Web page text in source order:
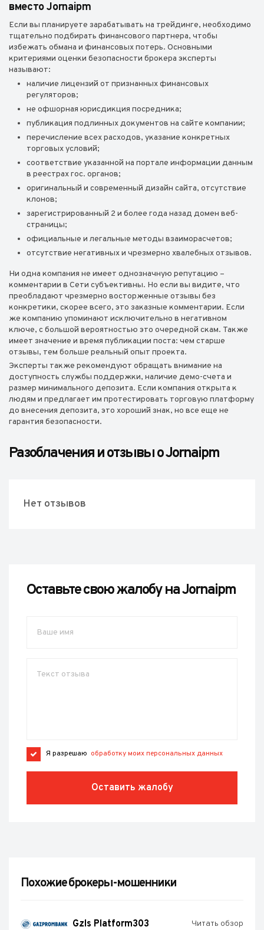
вместо Jornaipm
Если вы планируете зарабатывать на трейдинге, необходимо
тщательно подбирать финансового партнера, чтобы
избежать обмана и финансовых потерь. Основными
критериями оценки безопасности брокера эксперты
называют:
наличие лицензий от признанных финансовых
регуляторов;
не офшорная юрисдикция посредника;
публикация подлинных документов на сайте компании;
перечисление всех расходов, указание конкретных
торговых условий;
соответствие указанной на портале информации данным
в реестрах гос. органов;
оригинальный и современный дизайн сайта, отсутствие
клонов;
зарегистрированный 2 и более года назад домен веб-
страницы;
официальные и легальные методы взаиморасчетов;
отсутствие негативных и чрезмерно хвалебных отзывов.
Ни одна компания не имеет однозначную репутацию –
комментарии в Сети субъективны. Но если вы видите, что
преобладают чрезмерно восторженные отзывы без
конкретики, скорее всего, это заказные комментарии. Если
же компанию упоминают исключительно в негативном
ключе, с большой вероятностью это очередной скам. Также
имеет значение и время публикации поста: чем старше
отзывы, тем больше реальный опыт проекта.
Эксперты также рекомендуют обращать внимание на
доступность службы поддержки, наличие демо-счета и
размер минимального депозита. Если компания открыта к
людям и предлагает им протестировать торговую платформу
до внесения депозита, это хороший знак, но все еще не
гарантия безопасности.
Разоблачения и отзывы о Jornaipm
Нет отзывов
Оставьте свою жалобу на Jornaipm
Я разрешаю обработку моих персональных данных
Оставить жалобу
Похожие брокеры-мошенники
Gzls Platform303 Читать обзор